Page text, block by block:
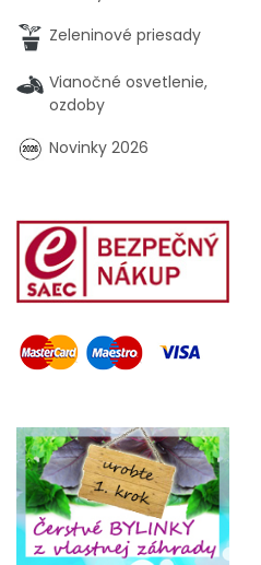
Zeleninové priesady
Vianočné osvetlenie,
ozdoby
Novinky 2026